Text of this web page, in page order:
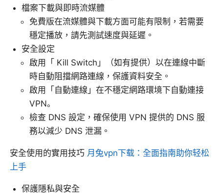
檔案下載與即時流媒體
免費版在流媒體與下載方面可能有限制，若需要
穩定播放，請先測試速度與延遲。
安全設定
啟用「 Kill Switch」（如有提供）以在連線中斷
時自動阻擋網路連線，保護資料安全。
啟用「自動連線」在不穩定網路環境下自動連接
VPN。
檢查 DNS 設定，確保使用 VPN 提供的 DNS 服
務以減少 DNS 泄漏。
安全使用的實用技巧 月兔vpn下载：全面指南助你轻松
上手
保護隱私與安全